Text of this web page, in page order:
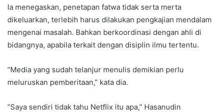
Ia menegaskan, penetapan fatwa tidak serta merta
dikeluarkan, terlebih harus dilakukan pengkajian mendalam
mengenai masalah. Bahkan berkoordinasi dengan ahli di
bidangnya, apabila terkait dengan disiplin ilmu tertentu.
“Media yang sudah telanjur menulis demikian perlu
meluruskan pemberitaan,” kata dia.
“Saya sendiri tidak tahu Netflix itu apa,” Hasanudin